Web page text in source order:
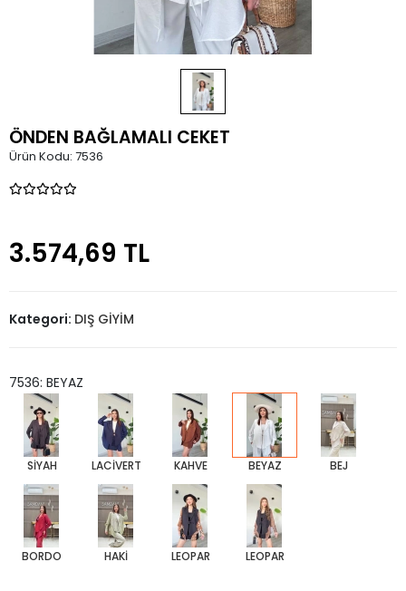
ÖNDEN BAĞLAMALI CEKET
Ürün Kodu: 7536
3.574,69 TL
Kategori: DIŞ GİYİM
7536: BEYAZ
SİYAH LACİVERT KAHVE BEYAZ BEJ
BORDO HAKİ LEOPAR LEOPAR